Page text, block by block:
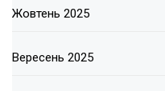
Жовтень 2025
Вересень 2025